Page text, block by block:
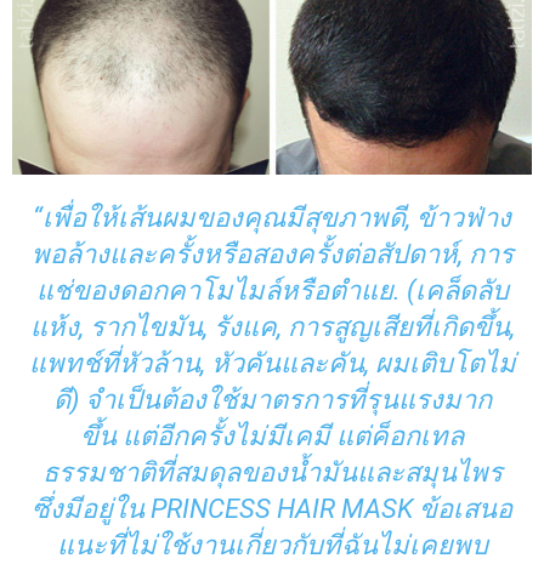
“เพื่อให้เส้นผมของคุณมีสุขภาพดี, ข้าวฟ่าง
พอล้างและครั้งหรือสองครั้งต่อสัปดาห์, การ
แช่ของดอกคาโมไมล์หรือตำแย. (เคล็ดลับ
แห้ง, รากไขมัน, รังแค, การสูญเสียที่เกิดขึ้น,
แพทช์ที่หัวล้าน, หัวคันและคัน, ผมเติบโตไม่
ดี) จำเป็นต้องใช้มาตรการที่รุนแรงมาก
ขึ้น แต่อีกครั้งไม่มีเคมี แต่ค็อกเทล
ธรรมชาติที่สมดุลของน้ำมันและสมุนไพร
ซึ่งมีอยู่ใน PRINCESS HAIR MASK ข้อเสนอ
แนะที่ไม่ใช้งานเกี่ยวกับที่ฉันไม่เคยพบ